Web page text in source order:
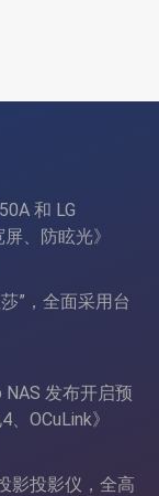
和 LG
屏、防眩光》
”，全面采用台
NAS 发布开启预
、OCuLink》
影投影仪，全高